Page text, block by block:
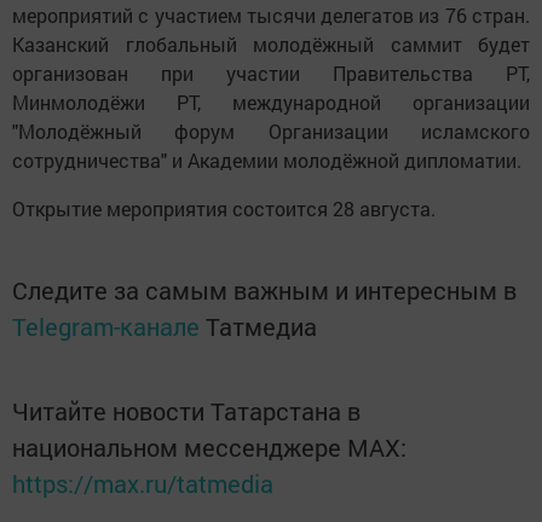
мероприятий с участием тысячи делегатов из 76 стран.
Казанский глобальный молодёжный саммит будет
организован при участии Правительства РТ,
Минмолодёжи РТ, международной организации
"Молодёжный форум Организации исламского
сотрудничества" и Академии молодёжной дипломатии.
Открытие мероприятия состоится 28 августа.
Следите за самым важным и интересным в
Telegram-канале Татмедиа
Читайте новости Татарстана в
национальном мессенджере MАХ:
https://max.ru/tatmedia